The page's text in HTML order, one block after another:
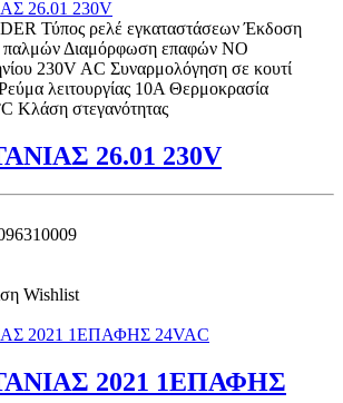
Τύπος ρελέ εγκαταστάσεων Έκδοση
παλμών Διαμόρφωση επαφών NO
230V AC Συναρμολόγηση σε κουτί
λειτουργίας 10A Θερμοκρασία
Κλάση στεγανότητας
26.01 230V
Wishlist
2021 1ΕΠΑΦΗΣ